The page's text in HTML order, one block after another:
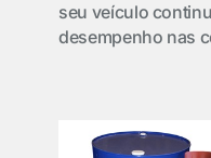
seu veículo
desempenho nas